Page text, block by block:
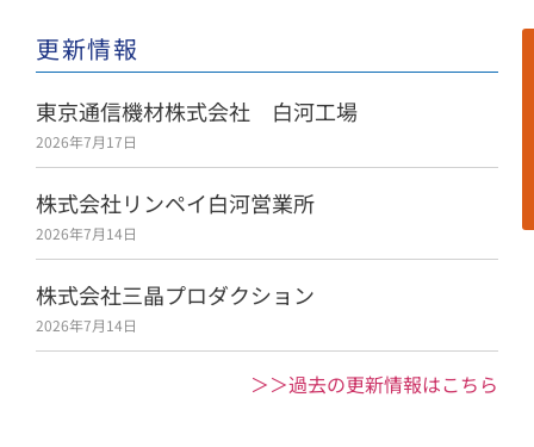
更新情報
東京通信機材株式会社 白河工場
2026年7月17日
株式会社リンペイ白河営業所
2026年7月14日
株式会社三晶プロダクション
2026年7月14日
＞＞過去の更新情報はこちら